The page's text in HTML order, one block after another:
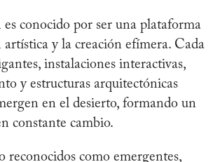
conocido por ser una plataforma
artística y la creación efímera. Cada
instalaciones interactivas,
y estructuras arquitectónicas
en el desierto, formando un
constante cambio.
reconocidos como emergentes,